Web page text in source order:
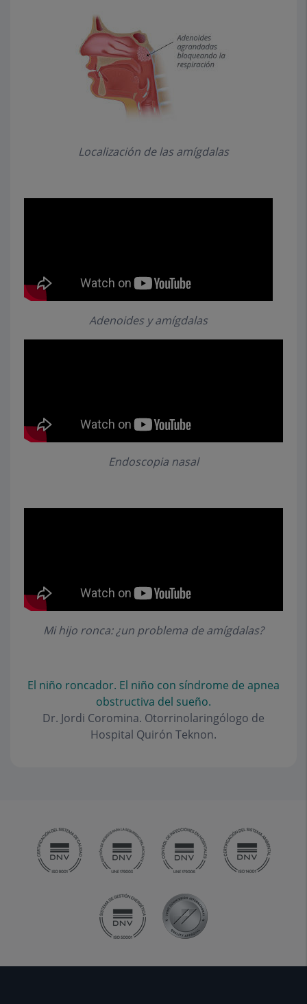
Localización de las amígdalas
Adenoides y amígdalas
Endoscopia nasal
Mi hijo ronca: ¿un problema de amígdalas?
El niño roncador. El niño con síndrome de apnea
obstructiva del sueño.
Dr. Jordi Coromina. Otorrinolaringólogo de
Hospital Quirón Teknon.